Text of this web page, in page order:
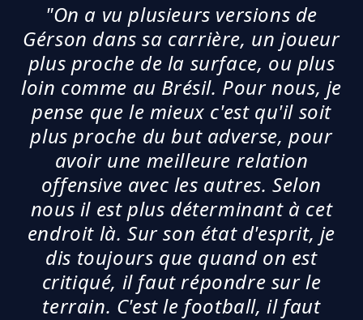
"On a vu plusieurs versions de
Gérson dans sa carrière, un joueur
plus proche de la surface, ou plus
loin comme au Brésil. Pour nous, je
pense que le mieux c'est qu'il soit
plus proche du but adverse, pour
avoir une meilleure relation
offensive avec les autres. Selon
nous il est plus déterminant à cet
endroit là. Sur son état d'esprit, je
dis toujours que quand on est
critiqué, il faut répondre sur le
terrain. C'est le football, il faut